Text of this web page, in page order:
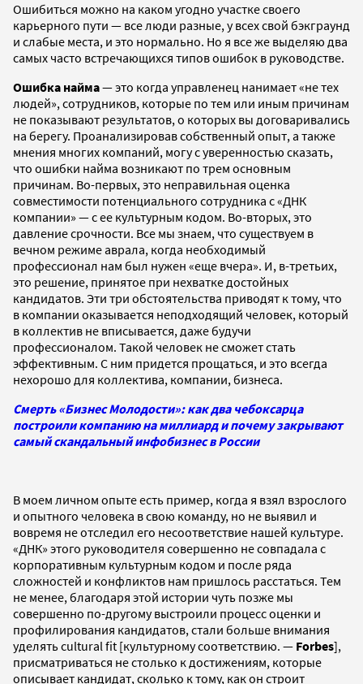
Ошибиться можно на каком угодно участке своего
карьерного пути — все люди разные, у всех свой бэкграунд
и слабые места, и это нормально. Но я все же выделяю два
самых часто встречающихся типов ошибок в руководстве.
Ошибка найма— это когда управленец нанимает «не тех
людей», сотрудников, которые по тем или иным причинам
не показывают результатов, о которых вы договаривались
на берегу. Проанализировав собственный опыт, а также
мнения многих компаний, могу с уверенностью сказать,
что ошибки найма возникают по трем основным
причинам. Во-первых, это неправильная оценка
совместимости потенциального сотрудника с «ДНК
компании» — с ее культурным кодом. Во-вторых, это
давление срочности. Все мы знаем, что существуем в
вечном режиме аврала, когда необходимый
профессионал нам был нужен «еще вчера». И, в-третьих,
это решение, принятое при нехватке достойных
кандидатов. Эти три обстоятельства приводят к тому, что
в компании оказывается неподходящий человек, который
в коллектив не вписывается, даже будучи
профессионалом. Такой человек не сможет стать
эффективным. С ним придется прощаться, и это всегда
нехорошо для коллектива, компании, бизнеса.
Смерть «Бизнес Молодости»: как два чебоксарца
построили компанию на миллиард и почему закрывают
самый скандальный инфобизнес в России
В моем личном опыте есть пример, когда я взял взрослого
и опытного человека в свою команду, но не выявил и
вовремя не отследил его несоответствие нашей культуре.
«ДНК» этого руководителя совершенно не совпадала с
корпоративным культурным кодом и после ряда
сложностей и конфликтов нам пришлось расстаться. Тем
не менее, благодаря этой истории чуть позже мы
совершенно по-другому выстроили процесс оценки и
профилирования кандидатов, стали больше внимания
уделять cultural fit [культурному соответствию. — Forbes],
присматриваться не столько к достижениям, которые
описывает кандидат, сколько к тому, как он строит